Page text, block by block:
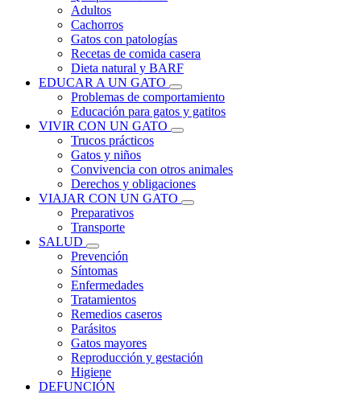
Adultos
Cachorros
Gatos con patologías
Recetas de comida casera
Dieta natural y BARF
EDUCAR A UN GATO
Problemas de comportamiento
Educación para gatos y gatitos
VIVIR CON UN GATO
Trucos prácticos
Gatos y niños
Convivencia con otros animales
Derechos y obligaciones
VIAJAR CON UN GATO
Preparativos
Transporte
SALUD
Prevención
Síntomas
Enfermedades
Tratamientos
Remedios caseros
Parásitos
Gatos mayores
Reproducción y gestación
Higiene
DEFUNCIÓN